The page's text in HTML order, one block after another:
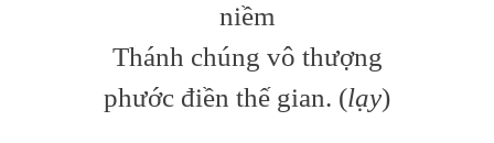
niềm
Thánh chúng vô thượng
phước điền thế gian. (lạy)